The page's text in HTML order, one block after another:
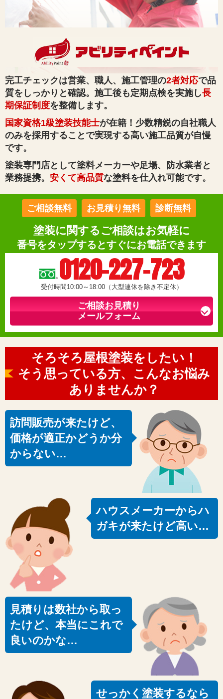
完工チェックは営業、職人、施工管理の2者対応で品
質をしっかりと確認。施工後も定期点検を実施し長
期保証制度を整備します。
国家資格1級塗装技能士が在籍！少数精鋭の自社職人
のみを採用することで実現する高い施工品質が自慢
です。
塗装専門店として塗料メーカーや足場、防水業者と
業務提携。 安くて高品質な塗料を仕入れ可能です。
ご相談無料 お見積り無料 診断無料
塗装に関するご相談はお気軽に
番号をタップするとすぐにお電話できます
0120-227-723
受付時間10:00～18:00（大型連休を除き不定休）
ご相談お見積り
メールフォーム
そろそろ屋根塗装をしたい！
そう思っている方、
こんなお悩み
ありませんか？
訪問販売が来たけど、
価格が適正かどうか分
からない…
ハウスメーカーからハ
ガキが来たけど高い…
見積りは数社から取っ
たけど、本当にこれで
良いのかな…
せっかく塗装するなら